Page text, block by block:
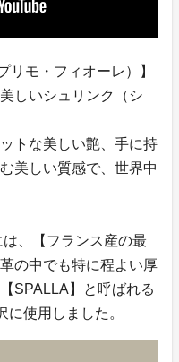
リモ・フィオーレ）】
しいシュリンク（シ
トな美しい艶、手に持
美しい質感で、世界中
、【フランス産の最
の中でも特に程よい厚
SPALLA】と呼ばれる
使用しました。